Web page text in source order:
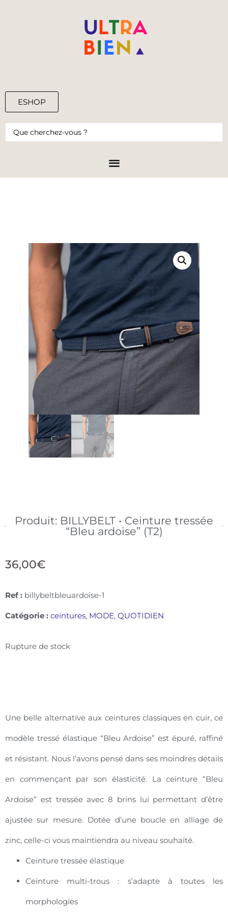
ESHOP
0,00€
Produit: BILLYBELT • Ceinture tressée
“Bleu ardoise” (T2)
36,00€
Ref : billybeltbleuardoise-1
Catégorie : ceintures, MODE, QUOTIDIEN
Rupture de stock
Une belle alternative aux ceintures classiques en cuir, ce
modèle tressé élastique “Bleu Ardoise” est épuré, raffiné
et résistant. Nous l’avons pensé dans ses moindres détails
en commençant par son élasticité. La ceinture “Bleu
Ardoise” est tressée avec 8 brins lui permettant d’être
ajustée sur mesure. Dotée d’une boucle en alliage de
zinc, celle-ci vous maintiendra au niveau souhaité.
Ceinture tressée élastique
Ceinture multi-trous : s’adapte à toutes les
morphologies